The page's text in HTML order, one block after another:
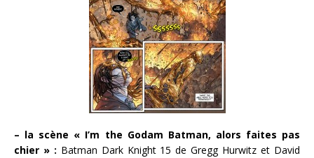
– la scène « I’m the Godam Batman, alors faites pas
chier » : Batman Dark Knight 15 de Gregg Hurwitz et David